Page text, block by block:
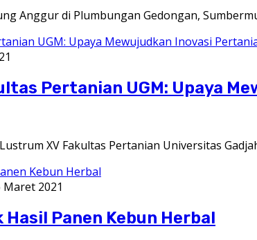
Anggur di Plumbungan Gedongan,
Pertanian UGM: Upaya
Lustrum XV Fakultas Pertanian Universitas
Maret 2021
Hasil Panen Kebun Herbal